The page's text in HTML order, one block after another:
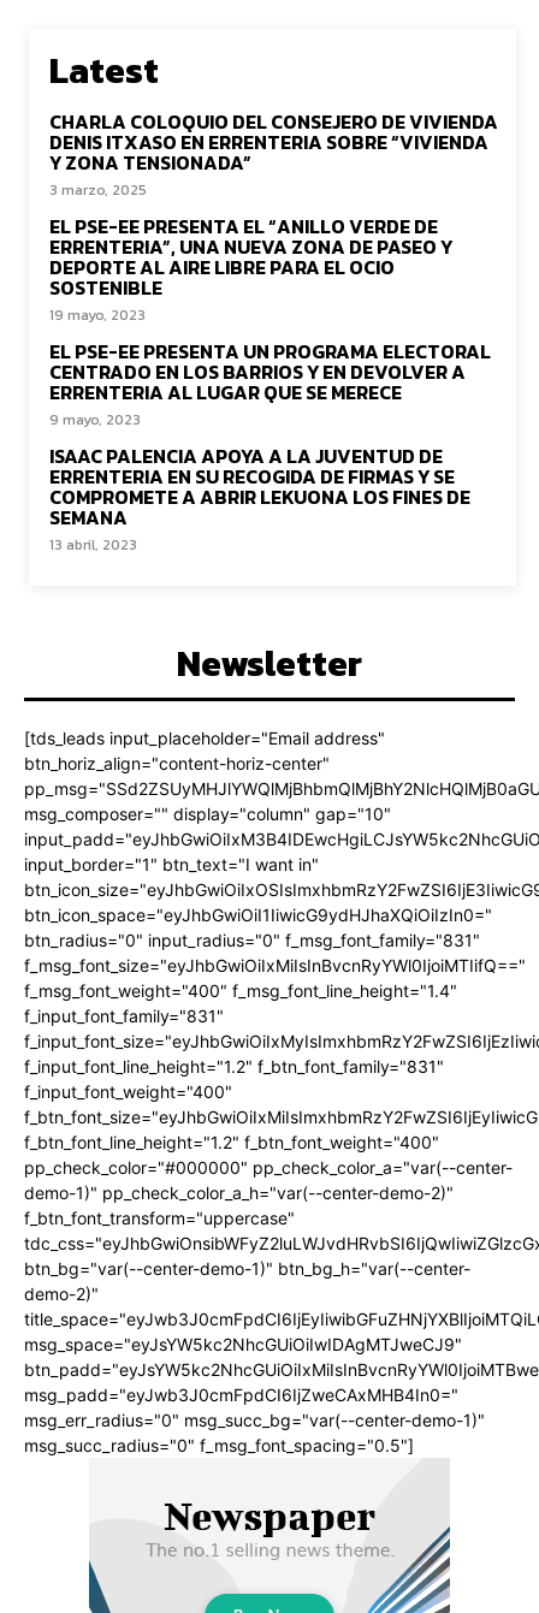
Latest
CHARLA COLOQUIO DEL CONSEJERO DE VIVIENDA
DENIS ITXASO EN ERRENTERIA SOBRE “VIVIENDA
Y ZONA TENSIONADA”
3 marzo, 2025
EL PSE-EE PRESENTA EL “ANILLO VERDE DE
ERRENTERIA”, UNA NUEVA ZONA DE PASEO Y
DEPORTE AL AIRE LIBRE PARA EL OCIO
SOSTENIBLE
19 mayo, 2023
EL PSE-EE PRESENTA UN PROGRAMA ELECTORAL
CENTRADO EN LOS BARRIOS Y EN DEVOLVER A
ERRENTERIA AL LUGAR QUE SE MERECE
9 mayo, 2023
ISAAC PALENCIA APOYA A LA JUVENTUD DE
ERRENTERIA EN SU RECOGIDA DE FIRMAS Y SE
COMPROMETE A ABRIR LEKUONA LOS FINES DE
SEMANA
13 abril, 2023
Newsletter
[tds_leads input_placeholder="Email address"
btn_horiz_align="content-horiz-center"
msg_composer="" display="column" gap="10"
input_border="1" btn_text="I want in"
btn_icon_space="eyJhbGwiOiI1IiwicG9ydHJhaXQiOiIzIn0="
btn_radius="0" input_radius="0" f_msg_font_family="831"
f_msg_font_size="eyJhbGwiOiIxMiIsInBvcnRyYWl0IjoiMTIifQ=="
f_msg_font_weight="400" f_msg_font_line_height="1.4"
f_input_font_family="831"
f_input_font_line_height="1.2" f_btn_font_family="831"
f_input_font_weight="400"
f_btn_font_line_height="1.2" f_btn_font_weight="400"
pp_check_color="#000000" pp_check_color_a="var(--center-
demo-1)" pp_check_color_a_h="var(--center-demo-2)"
f_btn_font_transform="uppercase"
btn_bg="var(--center-demo-1)" btn_bg_h="var(--center-
demo-2)"
msg_space="eyJsYW5kc2NhcGUiOiIwIDAgMTJweCJ9"
msg_padd="eyJwb3J0cmFpdCI6IjZweCAxMHB4In0="
msg_err_radius="0" msg_succ_bg="var(--center-demo-1)"
msg_succ_radius="0" f_msg_font_spacing="0.5"]